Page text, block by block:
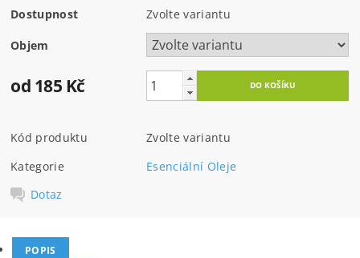
Dostupnost Zvolte variantu
Objem
od 185 Kč
Kód produktu
Zvolte variantu
Kategorie
Esenciální Oleje
Dotaz
POPIS